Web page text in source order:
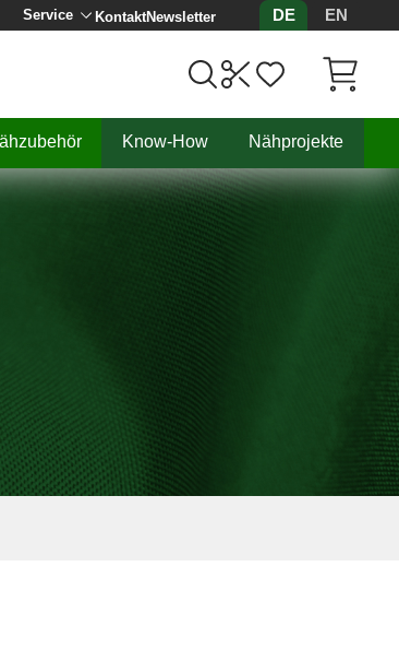
Service KontaktNewsletter DE
EN
Know-How Nähprojekte